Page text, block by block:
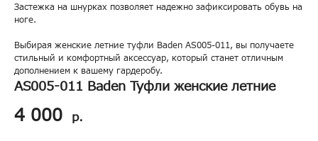
Застежка на шнурках позволяет надежно зафиксировать обувь на
ноге.
Выбирая женские летние туфли Baden AS005-011, вы получаете
стильный и комфортный аксессуар, который станет отличным
дополнением к вашему гардеробу.
AS005-011 Baden Туфли женские летние
4 000 р.